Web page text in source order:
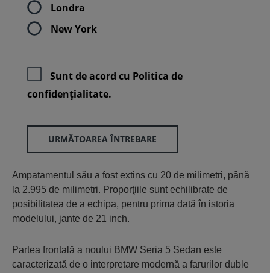
Londra
New York
Sunt de acord cu Politica de
confidenţialitate.
URMĂTOAREA ÎNTREBARE
Ampatamentul său a fost extins cu 20 de milimetri, până
la 2.995 de milimetri. Proporţiile sunt echilibrate de
posibilitatea de a echipa, pentru prima dată în istoria
modelului, jante de 21 inch.
Partea frontală a noului BMW Seria 5 Sedan este
caracterizată de o interpretare modernă a farurilor duble